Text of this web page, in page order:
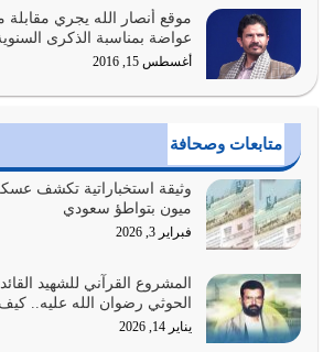
وعد الله تعالى من يُقتل في سبيله بالحياة
والاستبشار والنجاة والخلود في…
يوليو 29, 2026
القرآن الكريم هو أهم مصدر لمعرفة رسول
معرفة شخصيته معرفة عظمته
يوليو 28, 2026
هل نحن من الصالحين؟ قيِّم نفسك هنا اترك
وأعرض نفسك، وأعرض ما لديك على…
عندما يكون عدوك هو عدو الله معناه أن
فيه كثيرة وسينصرك الله عليه إذا…
موقع أنصار الله يجري مقابلة
عواضة بمناسبة الذكرى
أغسطس 15, 2016
متابعات وصحافة
وثيقة استخباراتية تكشف
ميون بتواطؤ سعودي
فبراير 3, 2026
المشروع القرآني للشهيد
الحوثي رضوان الله عليه..
يناير 14, 2026